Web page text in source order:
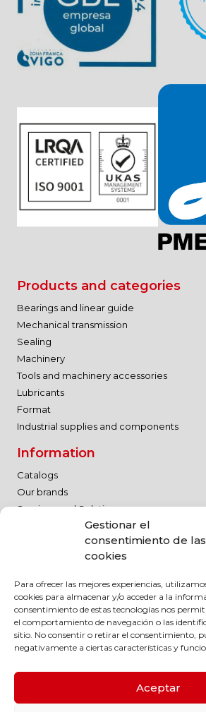
Gestionar el
consentimiento de las
cookies
Para ofrecer las mejores experiencias,
cookies para almacenar y/o acceder a la
consentimiento de estas tecnologías nos
el comportamiento de navegación o las
sitio. No consentir o retirar el consentimiento,
negativamente a ciertas características y
Aceptar
Products and categories
Bearings and linear guide
Mechanical transmission
Sealing
Machinery
Tools and machinery accessories
Lubricants
Format
Industrial supplies and components
Information
Catalogs
Our brands
Services and Solutions
Legal Notice
Privacy Policy
Política RSC